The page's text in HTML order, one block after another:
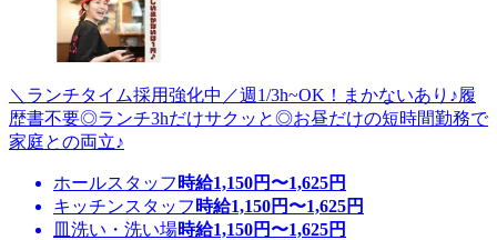
＼ランチタイム採用強化中／週1/3h~OK！まかないあり♪履
歴書不要◎ランチ3hだけサクッと◎お昼だけの短時間勤務で
家庭との両立♪
ホールスタッフ 時給1,150円〜1,625円
キッチンスタッフ 時給1,150円〜1,625円
皿洗い・洗い場時給1,150円〜1,625円